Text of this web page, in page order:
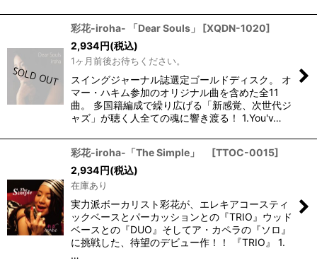
彩花-iroha- 「Dear Souls」 [XQDN-1020]
2,934円(税込)
1ヶ月前後お待ちください。
スイングジャーナル誌選定ゴールドディスク。 オ
マー・ハキム参加のオリジナル曲を含めた全11
曲。 多国籍編成で繰り広げる「新感覚、次世代ジ
ャズ」が聴く人全ての魂に響き渡る！ 1.You'v…
彩花-iroha-「The Simple」 [TTOC-0015]
2,934円(税込)
在庫あり
実力派ボーカリスト彩花が、エレキアコースティ
ックベースとパーカッションとの『TRIO』ウッド
ベースとの『DUO』そしてア・カペラの『ソロ』
に挑戦した、待望のデビュー作！！ 『TRIO』 1.
…